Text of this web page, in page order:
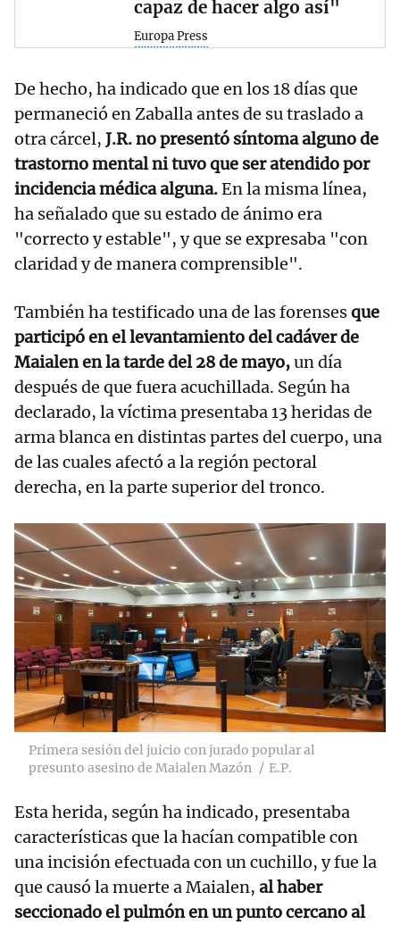
capaz de hacer algo así"
Europa Press
De hecho, ha indicado que en los 18 días que
permaneció en Zaballa antes de su traslado a
otra cárcel, J.R. no presentó síntoma alguno de
trastorno mental ni tuvo que ser atendido por
incidencia médica alguna.En la misma línea,
ha señalado que su estado de ánimo era
"correcto y estable", y que se expresaba "con
claridad y de manera comprensible".
También ha testificado una de las forensesque
participó en el levantamiento del cadáver de
Maialen en la tarde del 28 de mayo,un día
después de que fuera acuchillada. Según ha
declarado, la víctima presentaba 13 heridas de
arma blanca en distintas partes del cuerpo, una
de las cuales afectó a la región pectoral
derecha, en la parte superior del tronco.
Primera sesión del juicio con jurado popular al
presunto asesino de Maialen Mazón
E.P.
Esta herida, según ha indicado, presentaba
características que la hacían compatible con
una incisión efectuada con un cuchillo, y fue la
que causó la muerte a Maialen, al haber
seccionado el pulmón en un punto cercano al